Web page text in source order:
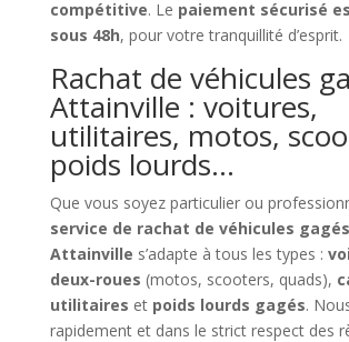
compétitive. Le paiement sécurisé
sous 48h, pour votre tranquillité d’esprit.
Rachat de véhicules
Attainville : voitures,
utilitaires, motos,
poids lourds…
Que vous soyez particulier ou
service de rachat de véhicules
Attainville s’adapte à tous les types :
deux-roues (motos, scooters, quads),
utilitaires et poids lourds gagés.
rapidement et dans le strict respect des